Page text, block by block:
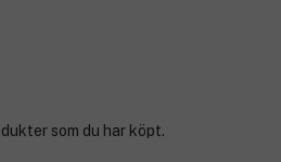
som du har köpt.